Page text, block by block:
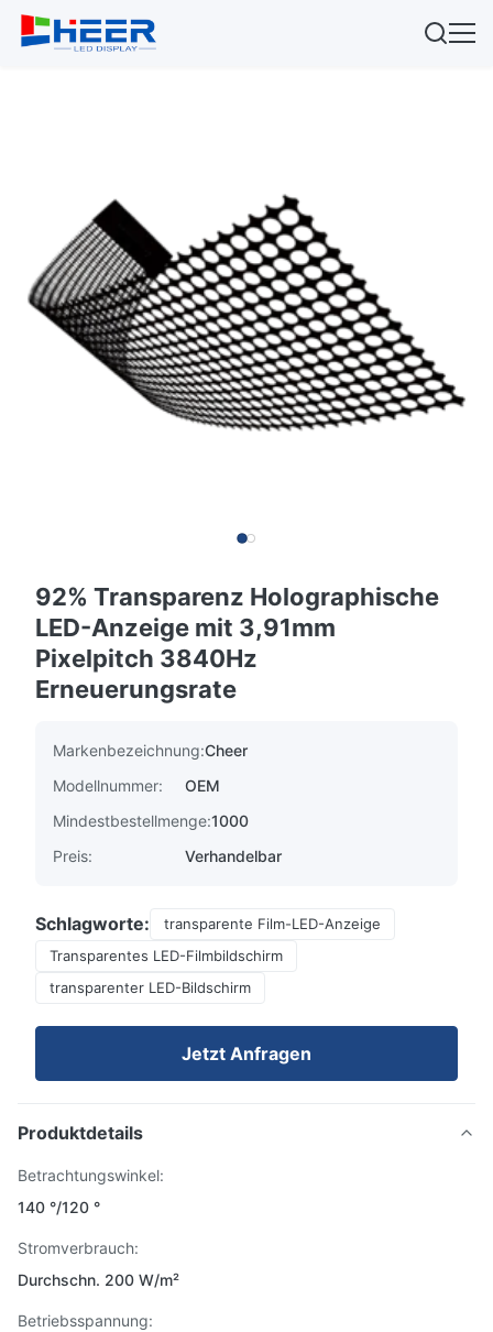
92% Transparenz Holographische
LED-Anzeige mit 3,91mm
Pixelpitch 3840Hz
Erneuerungsrate
Markenbezeichnung:Cheer
Modellnummer:
OEM
Mindestbestellmenge:1000
Preis:
Verhandelbar
Schlagworte:
transparente Film-LED-Anzeige
Transparentes LED-Filmbildschirm
transparenter LED-Bildschirm
Jetzt Anfragen
Produktdetails
Betrachtungswinkel:
140 °/120 °
Stromverbrauch:
Durchschn. 200 W/m²
Betriebsspannung: